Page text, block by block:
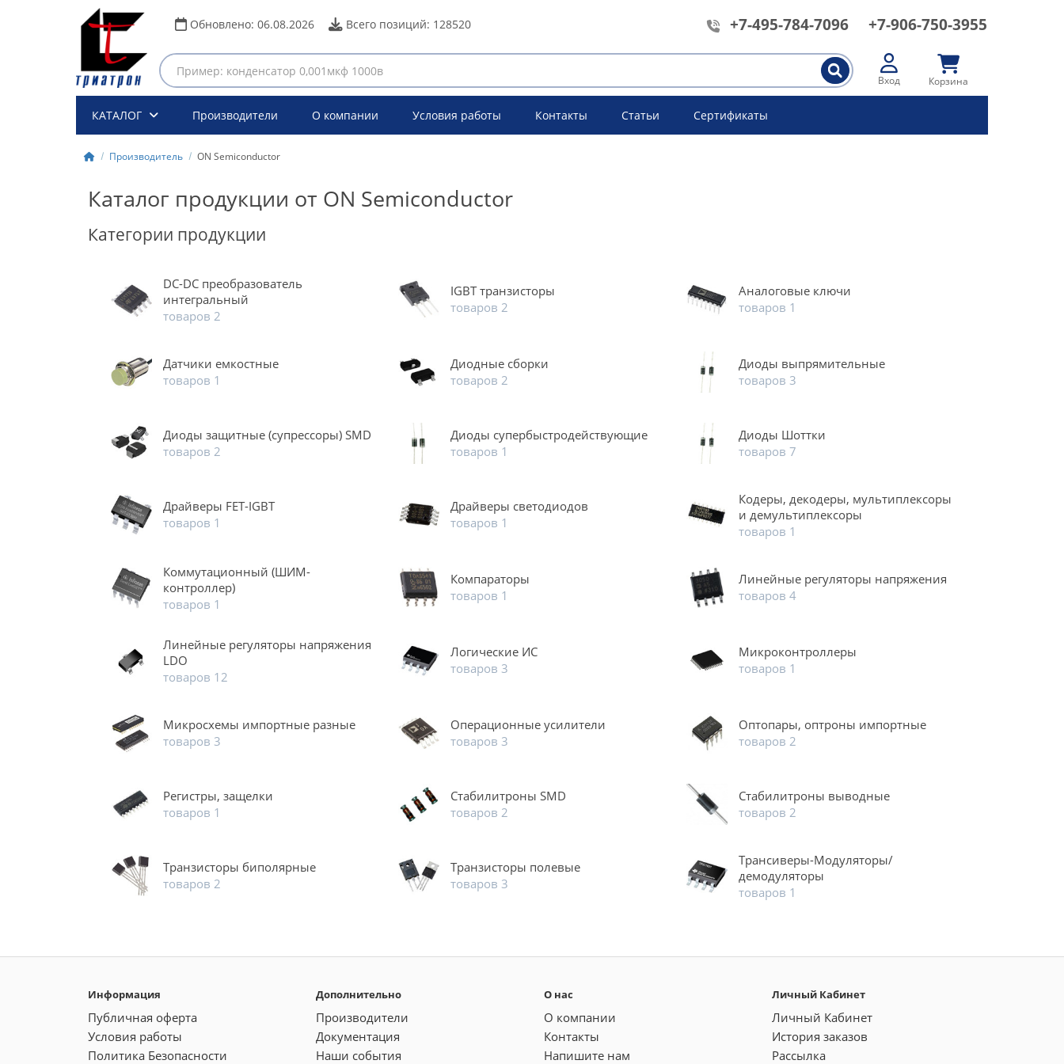
Обновлено: 06.08.2026 Всего позиций: 128520 +7-495-784-7096 +7-906-750-3955
Вход Корзина
КАТАЛОГ Производители О компании Условия работы Контакты Статьи Сертификаты
Производитель ON Semiconductor
Каталог продукции от ON Semiconductor
Категории продукции
DC-DC преобразователь
интегральный
товаров 2
IGBT транзисторы
товаров 2
Аналоговые ключи
товаров 1
Датчики емкостные
товаров 1
Диодные сборки
товаров 2
Диоды выпрямительные
товаров 3
Диоды защитные (супрессоры) SMD
товаров 2
Диоды супербыстродействующие
товаров 1
Диоды Шоттки
товаров 7
Драйверы FET-IGBT
товаров 1
Драйверы светодиодов
товаров 1
Кодеры, декодеры, мультиплексоры
и демультиплексоры
товаров 1
Коммутационный (ШИМ-
контроллер)
товаров 1
Компараторы
товаров 1
Линейные регуляторы напряжения
товаров 4
Линейные регуляторы напряжения
LDO
товаров 12
Логические ИС
товаров 3
Микроконтроллеры
товаров 1
Микросхемы импортные разные
товаров 3
Операционные усилители
товаров 3
Оптопары, оптроны импортные
товаров 2
Регистры, защелки
товаров 1
Стабилитроны SMD
товаров 2
Стабилитроны выводные
товаров 2
Транзисторы биполярные
товаров 2
Транзисторы полевые
товаров 3
Трансиверы-Модуляторы/
демодуляторы
товаров 1
Информация
Публичная оферта
Условия работы
Политика Безопасности
Дополнительно
Производители
Документация
Наши события
О нас
О компании
Контакты
Напишите нам
Личный Кабинет
Личный Кабинет
История заказов
Рассылка